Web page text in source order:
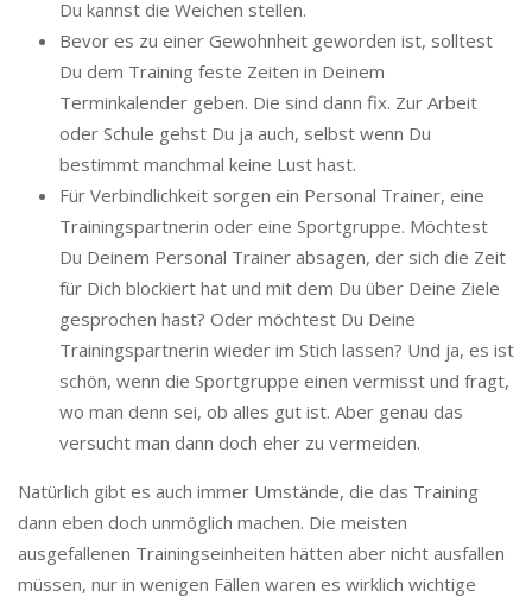
Du kannst die Weichen stellen.
Bevor es zu einer Gewohnheit geworden ist, solltest
Du dem Training feste Zeiten in Deinem
Terminkalender geben. Die sind dann fix. Zur Arbeit
oder Schule gehst Du ja auch, selbst wenn Du
bestimmt manchmal keine Lust hast.
Für Verbindlichkeit sorgen ein Personal Trainer, eine
Trainingspartnerin oder eine Sportgruppe. Möchtest
Du Deinem Personal Trainer absagen, der sich die Zeit
für Dich blockiert hat und mit dem Du über Deine Ziele
gesprochen hast? Oder möchtest Du Deine
Trainingspartnerin wieder im Stich lassen? Und ja, es ist
schön, wenn die Sportgruppe einen vermisst und fragt,
wo man denn sei, ob alles gut ist. Aber genau das
versucht man dann doch eher zu vermeiden.
Natürlich gibt es auch immer Umstände, die das Training
dann eben doch unmöglich machen. Die meisten
ausgefallenen Trainingseinheiten hätten aber nicht ausfallen
müssen, nur in wenigen Fällen waren es wirklich wichtige